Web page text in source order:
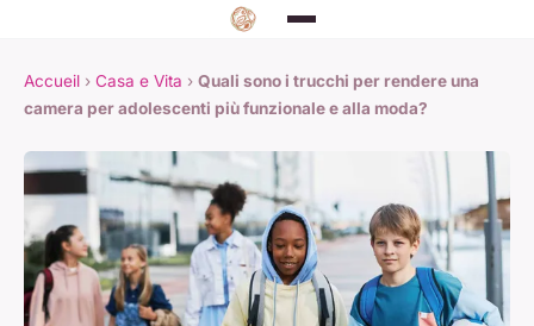
Accueil › Casa e Vita › Quali sono i trucchi per rendere una
camera per adolescenti più funzionale e alla moda?